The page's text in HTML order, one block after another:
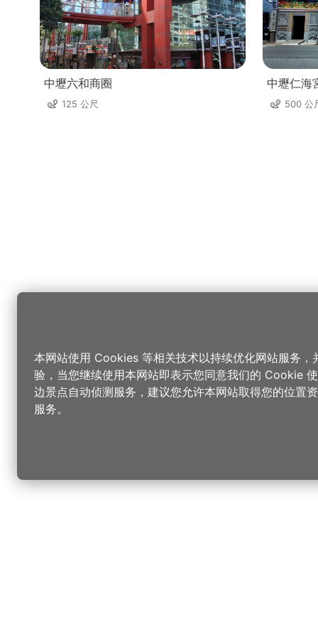
中壢六和商圈
125 公尺
中壢仁海
500 公
本网站使用 Cookies 等相关技术以持续优化网站服务，
验，当您继续使用本网站即表示您同意我们的 Cookie
边景点自动侦测服务，建议您允许本网站取得您的位置
服务。